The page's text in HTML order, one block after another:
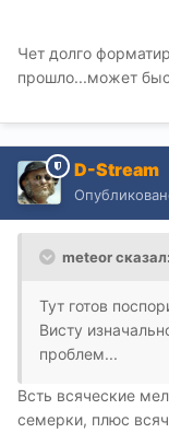
Чет долго
прошло...может
D-Stream
meteor сказал:
Тут готов
Висту
проблем...
Всть всяческие
семерки, плюс